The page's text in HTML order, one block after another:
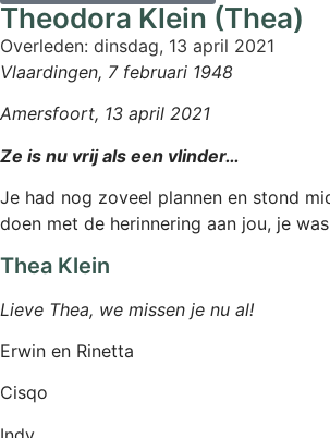
Theodora Klein (Thea)
Overleden: dinsdag, 13 april 2021
Vlaardingen, 7 februari 1948
Amersfoort, 13 april 2021
Ze is nu vrij als een vlinder…
Je had nog zoveel plannen en stond
doen met de herinnering aan jou, je
Thea Klein
Lieve Thea, we missen je nu al!
Erwin en Rinetta
Cisqo